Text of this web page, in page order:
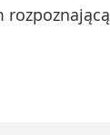
rozpoznającą